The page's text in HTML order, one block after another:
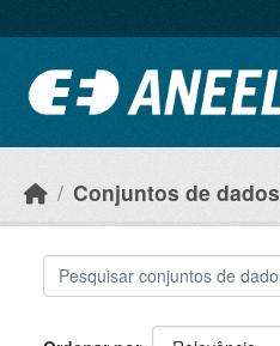
Conjuntos de dados